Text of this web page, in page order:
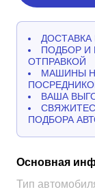
ПОДБОР И
ОТПРАВКОЙ
МАШИНЫ
ВАША
ПОДБОРА
Основная
Тип